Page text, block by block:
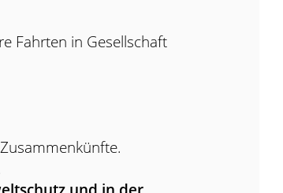
Fahrten in Gesellschaft